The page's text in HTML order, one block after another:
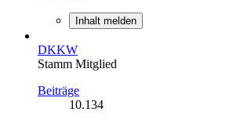
Inhalt melden
DKKW
Stamm Mitglied
Beiträge
10.134